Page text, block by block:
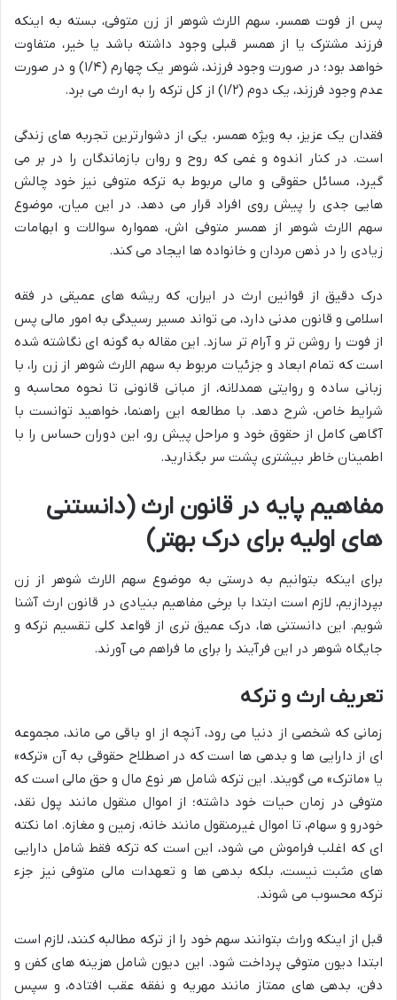
پس از فوت همسر، سهم الارث شوهر از زن متوفی، بسته به اینکه
فرزند مشترک یا از همسر قبلی وجود داشته باشد یا خیر، متفاوت
خواهد بود؛ در صورت وجود فرزند، شوهر یک چهارم (۱/۴) و در صورت
عدم وجود فرزند، یک دوم (۱/۲) از کل ترکه را به ارث می برد.
فقدان یک عزیز، به ویژه همسر، یکی از دشوارترین تجربه های زندگی
است. در کنار اندوه و غمی که روح و روان بازماندگان را در بر می
گیرد، مسائل حقوقی و مالی مربوط به ترکه متوفی نیز خود چالش
هایی جدی را پیش روی افراد قرار می دهد. در این میان، موضوع
سهم الارث شوهر از همسر متوفی اش، همواره سوالات و ابهامات
زیادی را در ذهن مردان و خانواده ها ایجاد می کند.
درک دقیق از قوانین ارث در ایران، که ریشه های عمیقی در فقه
اسلامی و قانون مدنی دارد، می تواند مسیر رسیدگی به امور مالی پس
از فوت را روشن تر و آرام تر سازد. این مقاله به گونه ای نگاشته شده
است که تمام ابعاد و جزئیات مربوط به سهم الارث شوهر از زن را، با
زبانی ساده و روایتی همدلانه، از مبانی قانونی تا نحوه محاسبه و
شرایط خاص، شرح دهد. با مطالعه این راهنما، خواهید توانست با
آگاهی کامل از حقوق خود و مراحل پیش رو، این دوران حساس را با
اطمینان خاطر بیشتری پشت سر بگذارید.
مفاهیم پایه در قانون ارث (دانستنی
های اولیه برای درک بهتر)
برای اینکه بتوانیم به درستی به موضوع سهم الارث شوهر از زن
بپردازیم، لازم است ابتدا با برخی مفاهیم بنیادی در قانون ارث آشنا
شویم. این دانستنی ها، درک عمیق تری از قواعد کلی تقسیم ترکه و
جایگاه شوهر در این فرآیند را برای ما فراهم می آورند.
تعریف ارث و ترکه
زمانی که شخصی از دنیا می رود، آنچه از او باقی می ماند، مجموعه
ای از دارایی ها و بدهی ها است که در اصطلاح حقوقی به آن «ترکه»
یا «ماترک» می گویند. این ترکه شامل هر نوع مال و حق مالی است که
متوفی در زمان حیات خود داشته؛ از اموال منقول مانند پول نقد،
خودرو و سهام، تا اموال غیرمنقول مانند خانه، زمین و مغازه. اما نکته
ای که اغلب فراموش می شود، این است که ترکه فقط شامل دارایی
های مثبت نیست، بلکه بدهی ها و تعهدات مالی متوفی نیز جزء
ترکه محسوب می شوند.
قبل از اینکه وراث بتوانند سهم خود را از ترکه مطالبه کنند، لازم است
ابتدا دیون متوفی پرداخت شود. این دیون شامل هزینه های کفن و
دفن، بدهی های ممتاز مانند مهریه و نفقه عقب افتاده، و سپس